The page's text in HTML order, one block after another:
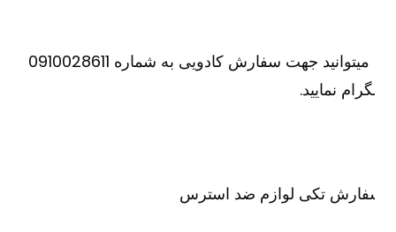
یا میتوانید جهت سفارش کادویی به شماره 0910028611
نمایید.
تکی لوازم ضد استرس